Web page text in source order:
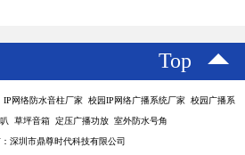
Top
网络防水音柱厂家 校园IP网络广播系统厂家 校园广播系
草坪音箱 定压广播功放 室外防水号角
深圳市鼎尊时代科技有限公司